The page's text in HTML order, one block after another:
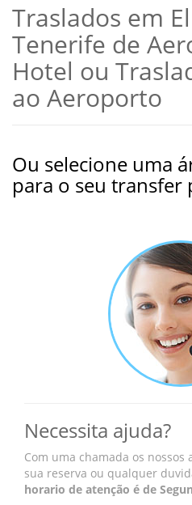
Traslados em
Tenerife de
Hotel ou
ao Aeroporto
Ou selecione uma
para o seu transfer
Necessita ajuda?
Com uma chamada os nossos
sua reserva ou qualquer
horario de atenção é de